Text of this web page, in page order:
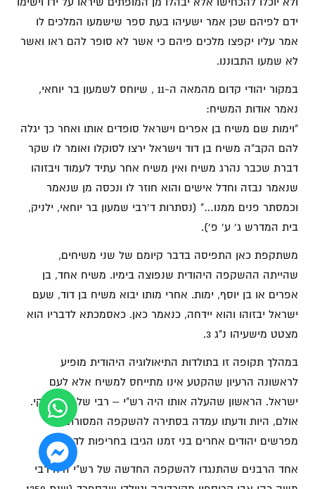
ידם לפיהם שכן אמר ישעיהו בעת ספר שישמעו המלכים לו
אמר עליו יקפצו מלכים פיהם כי אשר לא סופר להם ראו ואשר
לא שמעו התבוננו.
במקור יהודי קדום מהמאה ה-11 , שיוחס לשמעון בר יוחאי,
נאמר אודות המשיח:
"וימות שם משיח בן אפרים וישראל סופדים אותו ואחר כך יגלה
להם הקב"ה משיח בן דוד וישראל ירצו לסוקלו ואומר לו שקר
דברת שכבר נהרג משיח ואין משיח אחר עתיד לעמוד ויבזוהו
שנאמר נבזה וחדל אישים והוא חוזר לו ונכסה מן שנאמר
וכמסתר פנים ממנו…" (נסתרות ד'רבי שמעון בר יוחאי, ילניק,
בית המדרש ג' ע' פ').
משתקפת כאן התפיסה בדבר קיומם של שני משיחים,
שהייתה ההשקפה היהודית שנפוצה בימיו. משיח אחד, בן
אפרים או בן יוסף, ימות. אחרי מותו יבוא משיח בן דוד, שעם
ישראל יבזוהו והוא יידחה, כנאמר כאן. כאסמכתא לדבריו הוא
מצטט מישעיהו נ"ג 3.
במהלך תקופה זו בתולדות התיאולוגיה היהודית מופיע
לראשונה הרעיון שהקטע אינו מתייחס למשיח אלא לעם
ישראל. הראשון שהעלה אותו היה רש"י – רבי שלמה יצחקי.
אולם, היות ודעתו עמדה בסתירה להשקפה המסורתית,
מפרשים יהודים אחרים בני זמנו הגיבו בחריפות לדבריו.
אחד הרבנים שהתנגדו להשקפה החדשה של רש"י היה רבי